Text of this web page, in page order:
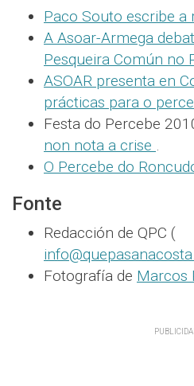
Paco Souto escribe a
A Asoar-Armega
Pesqueira Común no
ASOAR presenta en
prácticas para o
Festa do Percebe
non nota a crise .
O Percebe do
Fonte
Redacción de QPC (
Fotografía de Marcos